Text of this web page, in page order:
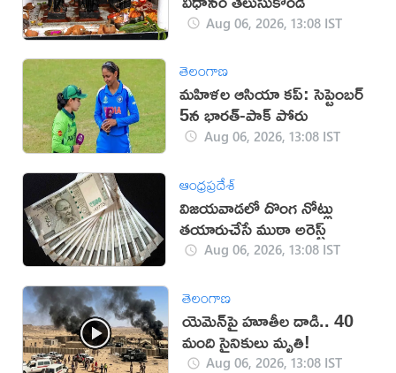
Aug 06, 2026, 13:08 IST
తెలంగాణ
మహిళల ఆసియా కప్‌: సెప్టెంబర్
5న భారత్-పాక్ పోరు
Aug 06, 2026, 13:08 IST
ఆంధ్రప్రదేశ్
విజయవాడలో దొంగ నోట్లు
తయారుచేసే ముఠా అరెస్ట్
Aug 06, 2026, 13:08 IST
తెలంగాణ
యెమెన్‌పై హూతీల దాడి.. 40
మంది సైనికులు మృతి!
Aug 06, 2026, 13:08 IST